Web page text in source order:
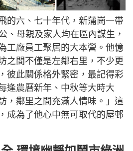
的六、七十年代，新蒲崗一帶
、母親及家人均在區內謀生，
工廠員工聚居的大本營。他憶
之間不僅是左鄰右里，不少更
彼此關係格外緊密，最記得彩
逢農曆新年、中秋等大時大
，鄰里之間充滿人情味。」這
成為了他心中無可取代的屋邨